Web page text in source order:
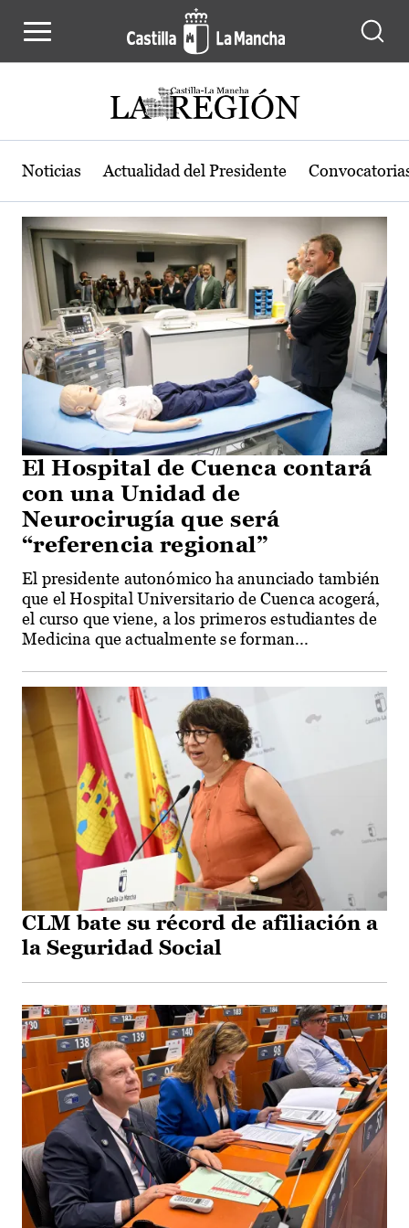
Actualidad de la región de Castilla-
Noticias Actualidad del Presidente
El Hospital de Cuenca contará
con una Unidad de
Neurocirugía que será
“referencia regional”
El presidente autonómico ha anunciado también
que el Hospital Universitario de Cuenca acogerá,
el curso que viene, a los primeros estudiantes de
Medicina que actualmente se forman...
CLM bate su récord de afiliación a
la Seguridad Social